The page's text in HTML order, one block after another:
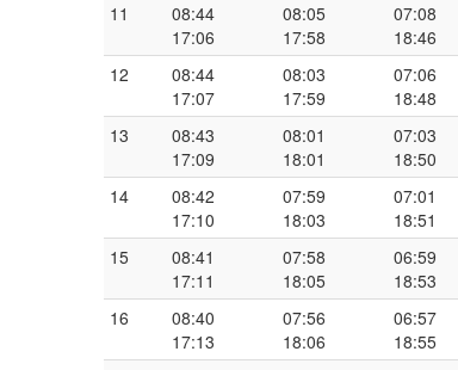
11
08:44
17:06
08:05
17:58
07:08
18:46
12
08:44
17:07
08:03
17:59
07:06
18:48
13
08:43
17:09
08:01
18:01
07:03
18:50
14
08:42
17:10
07:59
18:03
07:01
18:51
15
08:41
17:11
07:58
18:05
06:59
18:53
16
08:40
17:13
07:56
18:06
06:57
18:55